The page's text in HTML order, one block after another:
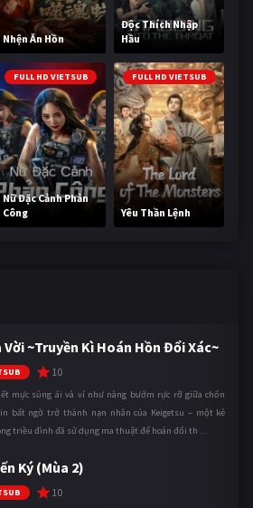
Nhện Ăn Hồn
Độc Thích Nhập
Hầu
FULL HD VIETSUB
Nữ Đặc Cảnh Phản
Công
FULL HD VIETSUB
Yêu Thần Lệnh
Vời ~Truyền Kì Hoán Hồn Đổi Xác~
10
mực sủng ái và ví như nàng bướm rực rỡ giữa chốn
bất ngờ trở thành nạn nhân của Keigetsu – một kẻ
triều đình đã sử dụng ma thuật để hoán đổi th ...
Ký (Mùa 2)
10